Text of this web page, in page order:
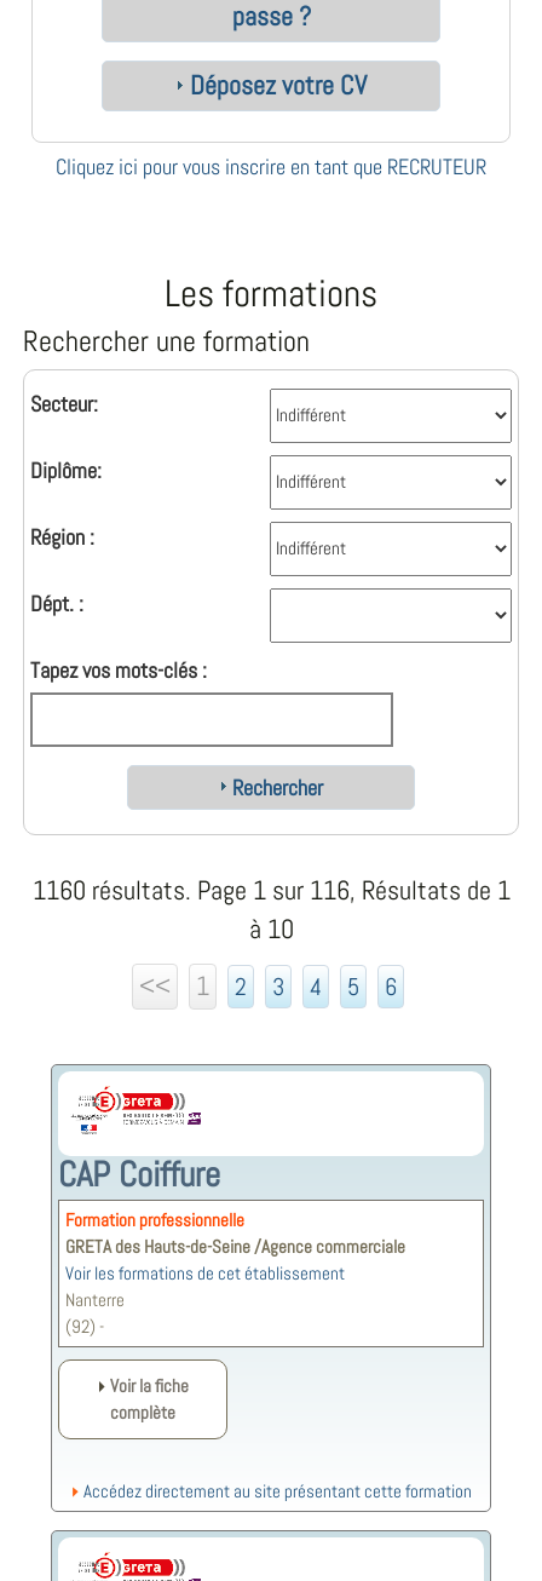
passe ?
Déposez votre CV
Cliquez ici pour vous inscrire en tant que RECRUTEUR
Les formations
Rechercher une formation
Secteur:
Diplôme:
Région :
Dépt. :
Tapez vos mots-clés :
Rechercher
1160 résultats. Page 1 sur 116, Résultats de 1
à 10
<<
1 2 3 4 5 6
CAP Coiffure
Formation professionnelle
GRETA des Hauts-de-Seine /Agence commerciale
Voir les formations de cet établissement
Nanterre
(92) -
Voir la fiche
complète
Accédez directement au site présentant cette formation